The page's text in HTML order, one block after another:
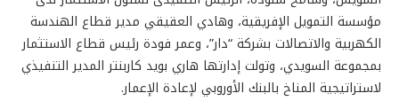
مؤسسة التمويل الإفريقية، وهادي العقيقي مدير قطاع الهندسة
الكهربية والاتصالات بشركة “دار”، وعمر فودة رئيس قطاع الاستثمار
بمجموعة السويدي، وتولت إدارتها هاري بويد كاربنتر المدير التنفيذي
لاستراتيجية المناخ بالبنك الأوروبي لإعادة الإعمار.